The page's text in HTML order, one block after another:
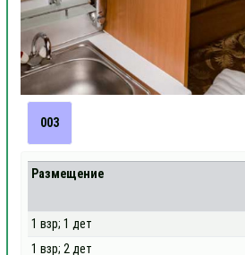
003
Размещение
1 взр; 1 дет
1 взр; 2 дет